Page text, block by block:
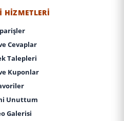
HIZMETLERI
Cevaplar
Talepleri
Kuponlar
Unuttum
Galerisi